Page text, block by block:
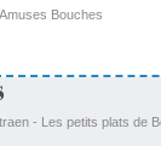
Amuses Bouches
- Les petits plats de